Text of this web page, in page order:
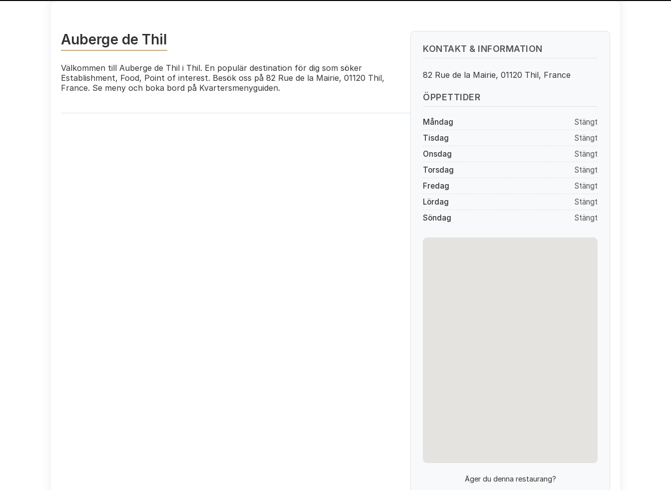
Auberge de Thil
Välkommen till Auberge de Thil i Thil. En populär destination för dig som söker
Establishment, Food, Point of interest. Besök oss på 82 Rue de la Mairie, 01120 Thil,
France. Se meny och boka bord på Kvartersmenyguiden.
KONTAKT & INFORMATION
82 Rue de la Mairie, 01120 Thil, France
ÖPPETTIDER
Måndag
Stängt
Tisdag
Stängt
Onsdag
Stängt
Torsdag
Stängt
Fredag
Stängt
Lördag
Stängt
Söndag
Stängt
Äger du denna restaurang?